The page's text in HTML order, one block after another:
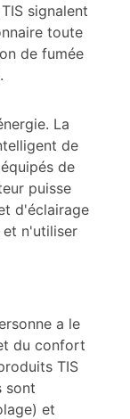
signalent
toute
de fumée
La
de
de
puisse
d'éclairage
n'utiliser
a le
du confort
TIS
sont
et